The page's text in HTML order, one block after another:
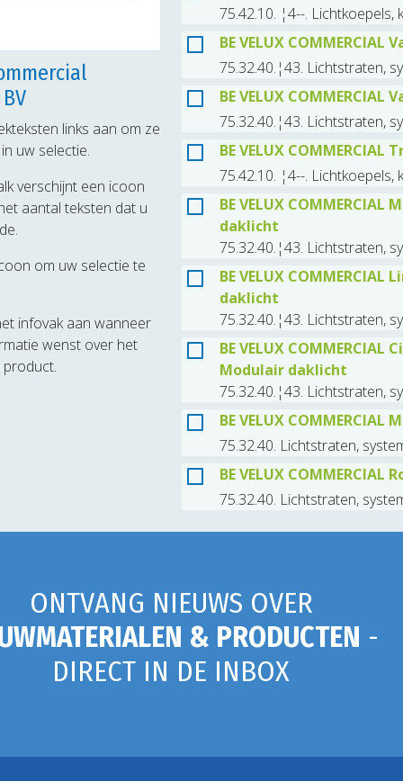
links aan om ze
uw selectie.
verschijnt een icoon
aantal teksten dat u
om uw selectie te
infovak aan wanneer
wenst over het
75.42.10. ¦4--.
BE VELUX COMMERCIAL
75.32.40.¦43. Lichtstraten,
BE VELUX COMMERCIAL
75.32.40.¦43. Lichtstraten,
BE VELUX
75.42.10. ¦4--.
BE VELUX
daklicht
75.32.40.¦43. Lichtstraten,
BE VELUX
daklicht
75.32.40.¦43. Lichtstraten,
BE VELUX COMMERCIAL
Modulair daklicht
75.32.40.¦43. Lichtstraten,
BE VELUX
75.32.40. Lichtstraten,
BE VELUX COMMERCIAL
75.32.40. Lichtstraten,
ONTVANG NIEUWS OVER
& PRODUCTEN -
DIRECT IN DE INBOX